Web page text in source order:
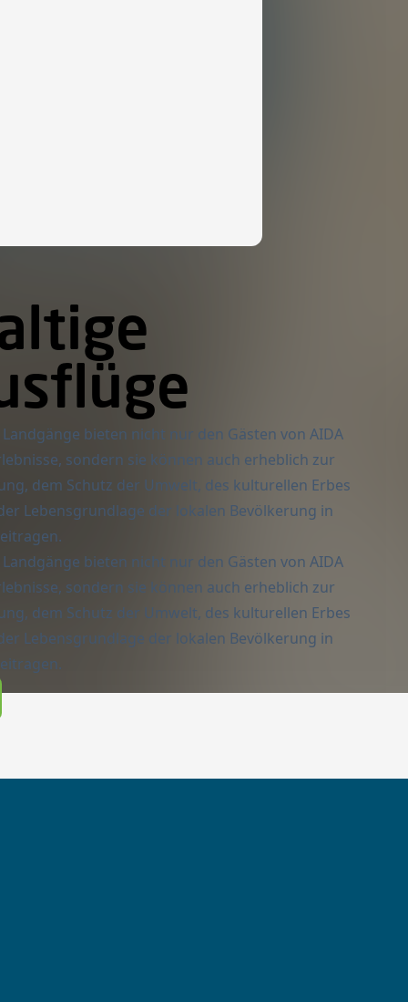
bieten nicht nur den Gästen von AIDA
sondern sie können auch erheblich zur
dem Schutz der Umwelt, des kulturellen Erbes
Lebensgrundlage der lokalen Bevölkerung in
bieten nicht nur den Gästen von AIDA
sondern sie können auch erheblich zur
dem Schutz der Umwelt, des kulturellen Erbes
Lebensgrundlage der lokalen Bevölkerung in